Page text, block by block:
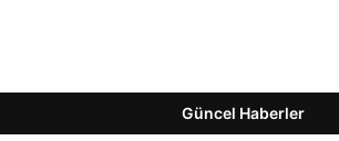
Güncel Haberler